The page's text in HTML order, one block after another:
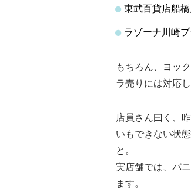
東武百貨店船
ラゾーナ川崎
もちろん、ヨッ
ラ売りには対応
店員さん曰く、
いもできない状
と。
実店舗では、バ
ます。